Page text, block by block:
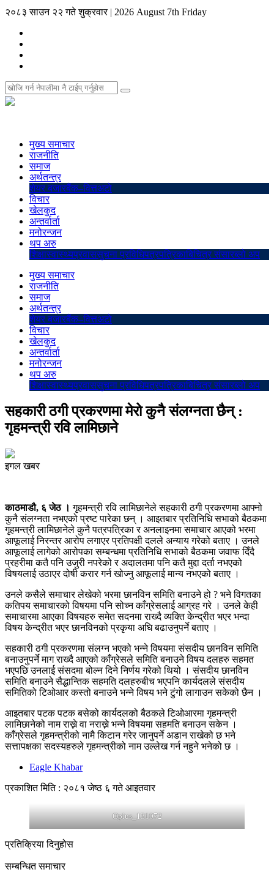
२०८३ साउन २२ गते शुक्रवार | 2026 August 7th Friday
मुख्य समाचार
राजनीति
समाज
अर्थतन्त्र
शेयर बजारबैंक–वित्तअटो
विचार
खेलकुद
अन्तर्वार्ता
मनोरन्जन
थप अरु
शिक्षास्वास्थ्यप्रवाससुचना प्रविधिपत्रपत्रिकाबिचित्र संसारब्लो अप
मुख्य समाचार
राजनीति
समाज
अर्थतन्त्र
शेयर बजारबैंक–वित्तअटो
विचार
खेलकुद
अन्तर्वार्ता
मनोरन्जन
थप अरु
शिक्षास्वास्थ्यप्रवाससुचना प्रविधिपत्रपत्रिकाबिचित्र संसारब्लो अप
सहकारी ठगी प्रकरणमा मेरो कुनै संलग्नता छैन् :
गृहमन्त्री रवि लामिछाने
इगल खबर
काठमाडौ, ६ जेठ । गृहमन्त्री रवि लामिछानेले सहकारी ठगी प्रकरणमा आफ्नो
कुनै संलग्नता नभएको प्रष्ट पारेका छन् । आइतबार प्रतिनिधि सभाको बैठकमा
गृहमन्त्री लामिछानेले कुनै पत्रपत्रिका र अनलाइनमा समाचार आएको भरमा
आफूलाई निरन्तर आरोप लगाएर प्रतिपक्षी दलले अन्याय गरेको बताए । उनले
आफूलाई लागेको आरोपका सम्बन्धमा प्रतिनिधि सभाको बैठकमा जवाफ दिँदै
प्रहरीमा कतै पनि उजुरी नपरेको र अदालतमा पनि कतै मुद्दा दर्ता नभएको
विषयलाई उठाएर दोषी करार गर्न खोज्नु आफूलाई मान्य नभएको बताए ।
उनले कसैले समाचार लेखेको भरमा छानविन समिति बनाउने हो ? भने विगतका
कतिपय समाचारको विषयमा पनि सोच्न काँग्रेसलाई आग्रह गरे । उनले केही
समाचारमा आएका विषयहरु समेत सदनमा राख्दै व्यक्ति केन्द्रीत भएर भन्दा
विषय केन्द्रीत भएर छानविनको प्रकृया अघि बढाउनुपर्ने बताए ।
सहकारी ठगी प्रकरणमा संलग्न भएको भन्ने विषयमा संसदीय छानविन समिति
बनाउनुपर्ने माग राख्दै आएको काँग्रेसले समिति बनाउने विषय दलहरु सहमत
भएपछि उनलाई संसदमा बोल्न दिने निर्णय गरेको थियो । संसदीय छानविन
समिति बनाउने सैद्धान्तिक सहमति दलहरुबीच भएपनि कार्यदलले संसदीय
समितिको टिओआर कस्तो बनाउने भन्ने विषय भने टुंगो लागाउन सकेको छैन ।
आइतबार पटक पटक बसेको कार्यदलको बैठकले टिओआरमा गृहमन्त्री
लामिछानेको नाम राख्ने वा नराख्ने भन्ने विषयमा सहमति बनाउन सकेन ।
काँग्रेसले गृहमन्त्रीको नामै किटान गरेर जानुपर्ने अडान राखेको छ भने
सत्तापक्षका सदस्यहरुले गृहमन्त्रीको नाम उल्लेख गर्न नहुने भनेको छ ।
Eagle Khabar
प्रकाशित मिति : २०८१ जेष्ठ ६ गते आइतवार
Oplus_131072
प्रतिक्रिया दिनुहोस
सम्बन्धित समाचार